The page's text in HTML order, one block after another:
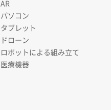
AR
パソコン
タブレット
ドローン
ロボットによる組み立て
医療機器